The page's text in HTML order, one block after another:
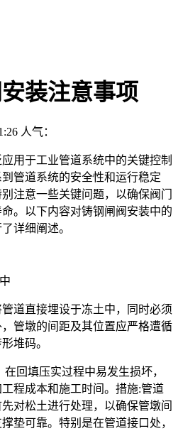
装注意事项
人气：
用于工业管道系统中的关键控制
管道系统的安全性和运行稳定
注意一些关键问题，以确保阀门
。以下内容对铸钢闸阀安装中的
详细阐述。
道直接埋设于冻土中，同时必须
管墩的间距及其位置应严格遭循
堆码。
回填压实过程中易发生损坏，
程成本和施工时间。措施:管道
对松土进行处理，以确保管墩间
垫可靠。特别是在管道接口处，